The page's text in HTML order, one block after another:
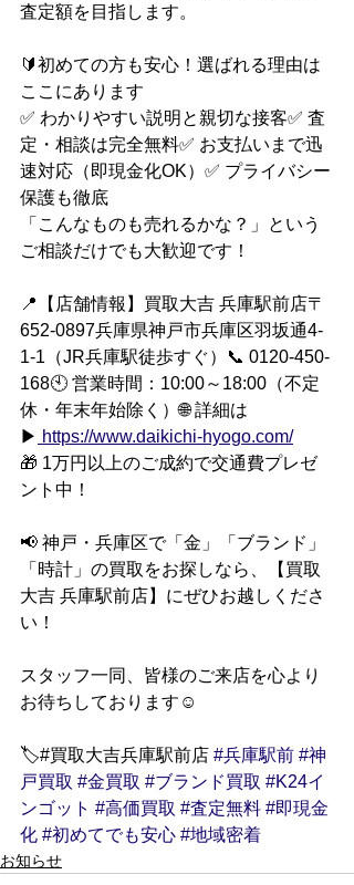
査定額を目指します。
🔰初めての方も安心！選ばれる理由は
ここにあります
✅ わかりやすい説明と親切な接客✅ 査
定・相談は完全無料✅ お支払いまで迅
速対応（即現金化OK）✅ プライバシー
保護も徹底
「こんなものも売れるかな？」という
ご相談だけでも大歓迎です！
📍【店舗情報】買取大吉 兵庫駅前店〒
652-0897兵庫県神戸市兵庫区羽坂通4-
1-1（JR兵庫駅徒歩すぐ）📞 0120-450-
168🕙 営業時間：10:00～18:00（不定
休・年末年始除く）🌐 詳細は
▶ https://www.daikichi-hyogo.com/
🎁 1万円以上のご成約で交通費プレゼ
ント中！
📢 神戸・兵庫区で「金」「ブランド」
「時計」の買取をお探しなら、【買取
大吉 兵庫駅前店】にぜひお越しくださ
い！
スタッフ一同、皆様のご来店を心より
お待ちしております☺
🏷️#買取大吉兵庫駅前店 #兵庫駅前 #神
戸買取 #金買取 #ブランド買取 #K24イ
ンゴット #高価買取 #査定無料 #即現金
化 #初めてでも安心 #地域密着
お知らせ